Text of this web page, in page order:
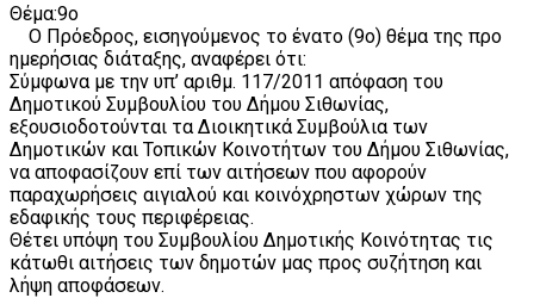
Θέμα:9ο
Ο Πρόεδρος, εισηγούμενος το ένατο (9ο) θέμα της προ
ημερήσιας διάταξης, αναφέρει ότι:
Σύμφωνα με την υπ’ αριθμ. 117/2011 απόφαση του
Δημοτικού Συμβουλίου του Δήμου Σιθωνίας,
εξουσιοδοτούνται τα Διοικητικά Συμβούλια των
Δημοτικών και Τοπικών Κοινοτήτων του Δήμου Σιθωνίας,
να αποφασίζουν επί των αιτήσεων που αφορούν
παραχωρήσεις αιγιαλού και κοινόχρηστων χώρων της
εδαφικής τους περιφέρειας.
Θέτει υπόψη του Συμβουλίου Δημοτικής Κοινότητας τις
κάτωθι αιτήσεις των δημοτών μας προς συζήτηση και
λήψη αποφάσεων.